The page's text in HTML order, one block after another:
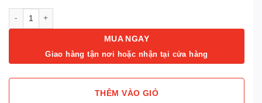
MUA NGAY
Giao hàng tận nơi hoặc nhận tại cửa hàng
THÊM VÀO GIỎ